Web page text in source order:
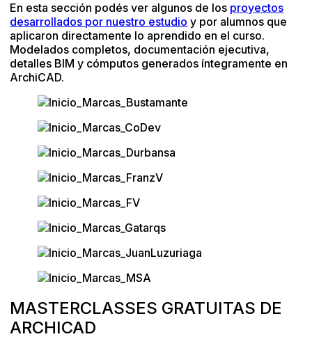
En esta sección podés ver algunos de los proyectos
desarrollados por nuestro estudio y por alumnos que
aplicaron directamente lo aprendido en el curso.
Modelados completos, documentación ejecutiva,
detalles BIM y cómputos generados íntegramente en
ArchiCAD.
MASTERCLASSES GRATUITAS DE
ARCHICAD